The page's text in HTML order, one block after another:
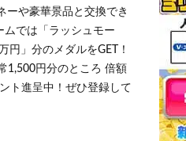
ーや豪華景品と交換でき
ムでは「ラッシュモー
円」分のメダルをGET！
1,500円分のところ 倍額
ト進呈中！ぜひ登録して